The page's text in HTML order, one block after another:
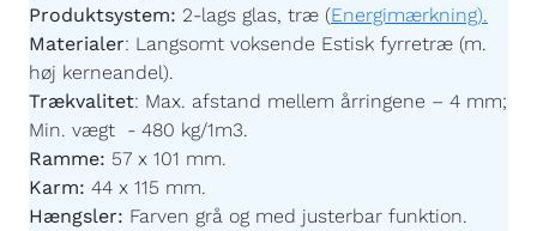
Produktsystem: 2-lags glas, træ (Energimærkning).
Materialer: Langsomt voksende Estisk fyrretræ (m.
høj kerneandel).
Trækvalitet: Max. afstand mellem årringene – 4 mm;
Min. vægt - 480 kg/1m3.
Ramme: 57 x 101 mm.
Karm: 44 x 115 mm.
Hængsler: Farven grå og med justerbar funktion.